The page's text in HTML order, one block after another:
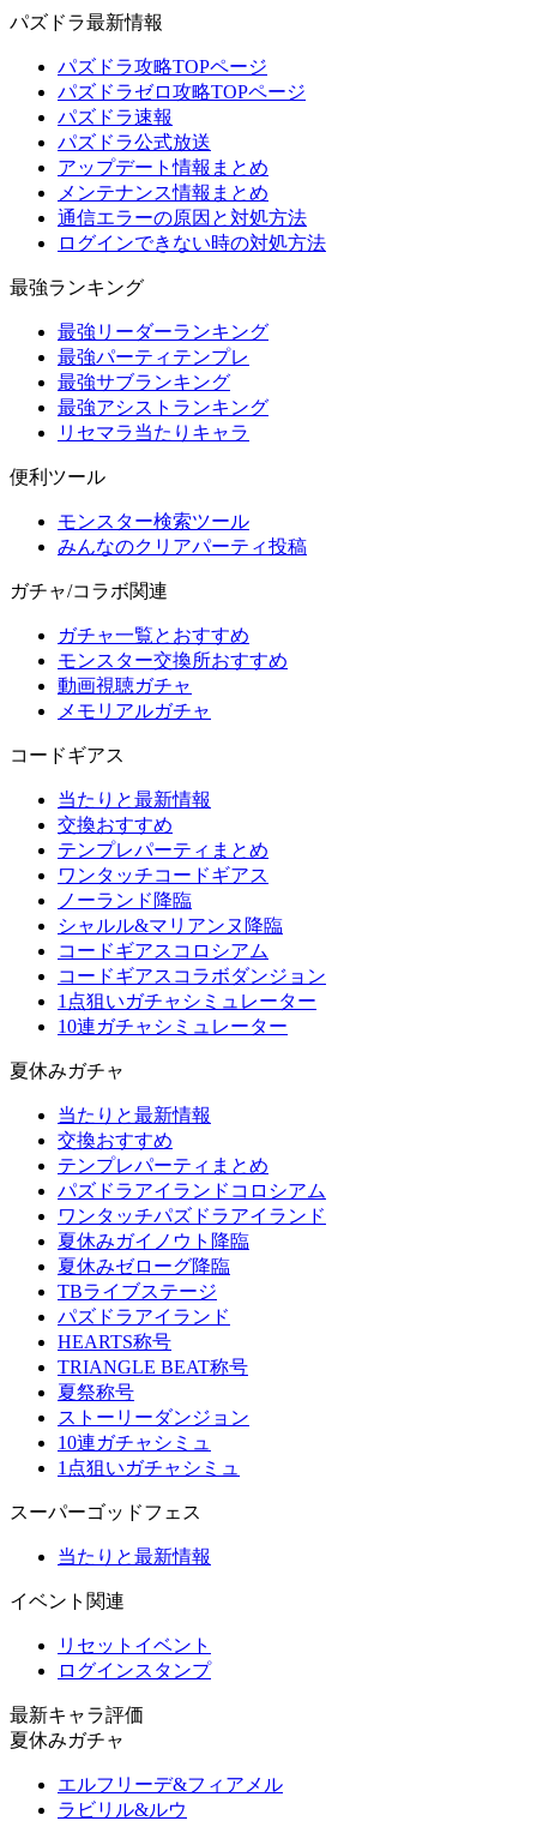
パズドラ最新情報
パズドラ攻略TOPページ
パズドラゼロ攻略TOPページ
パズドラ速報
パズドラ公式放送
アップデート情報まとめ
メンテナンス情報まとめ
通信エラーの原因と対処方法
ログインできない時の対処方法
最強ランキング
最強リーダーランキング
最強パーティテンプレ
最強サブランキング
最強アシストランキング
リセマラ当たりキャラ
便利ツール
モンスター検索ツール
みんなのクリアパーティ投稿
ガチャ/コラボ関連
ガチャ一覧とおすすめ
モンスター交換所おすすめ
動画視聴ガチャ
メモリアルガチャ
コードギアス
当たりと最新情報
交換おすすめ
テンプレパーティまとめ
ワンタッチコードギアス
ノーランド降臨
シャルル&マリアンヌ降臨
コードギアスコロシアム
コードギアスコラボダンジョン
1点狙いガチャシミュレーター
10連ガチャシミュレーター
夏休みガチャ
当たりと最新情報
交換おすすめ
テンプレパーティまとめ
パズドラアイランドコロシアム
ワンタッチパズドラアイランド
夏休みガイノウト降臨
夏休みゼローグ降臨
TBライブステージ
パズドラアイランド
HEARTS称号
TRIANGLE BEAT称号
夏祭称号
ストーリーダンジョン
10連ガチャシミュ
1点狙いガチャシミュ
スーパーゴッドフェス
当たりと最新情報
イベント関連
リセットイベント
ログインスタンプ
最新キャラ評価
夏休みガチャ
エルフリーデ&フィアメル
ラビリル&ルウ